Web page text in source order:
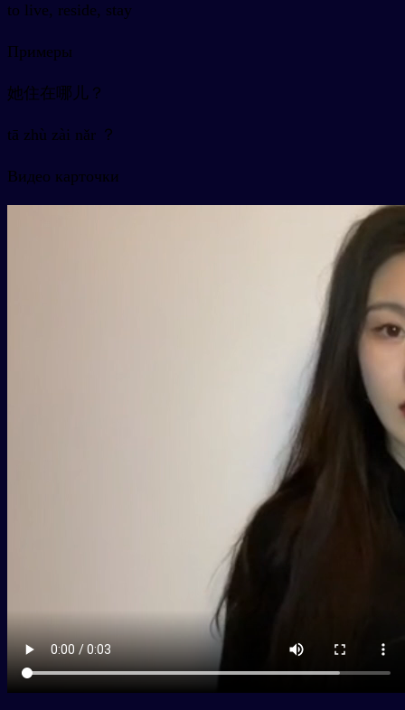
to live, reside, stay
Примеры
她住在哪儿？
tā zhù zài nǎr ？
Видео карточки